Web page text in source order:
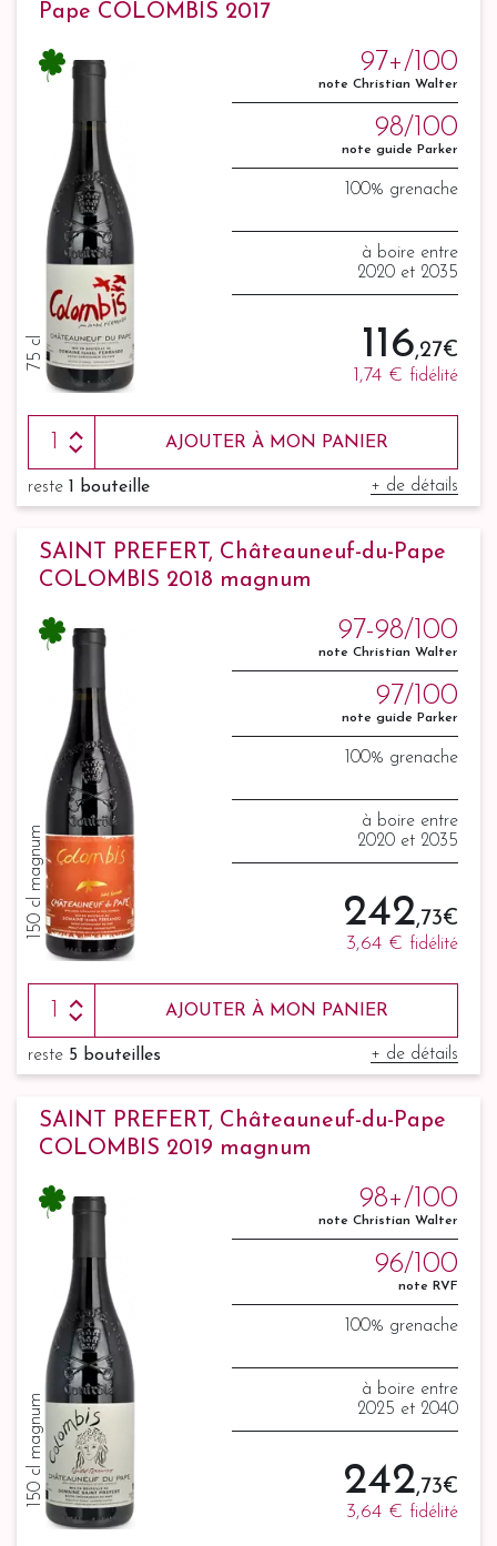
Pape COLOMBIS 2017
75 cl
97+/100
note Christian Walter
98/100
note guide Parker
100% grenache
à boire entre
2020 et 2035
116,27 €
1,74 € fidélité
AJOUTER À MON PANIER
reste 1 bouteille + de détails
SAINT PREFERT, Châteauneuf-du-Pape
COLOMBIS 2018 magnum
150 cl magnum
97-98/100
note Christian Walter
97/100
note guide Parker
100% grenache
à boire entre
2020 et 2035
242,73 €
3,64 € fidélité
AJOUTER À MON PANIER
reste 5 bouteilles + de détails
SAINT PREFERT, Châteauneuf-du-Pape
COLOMBIS 2019 magnum
150 cl magnum
98+/100
note Christian Walter
96/100
note RVF
100% grenache
à boire entre
2025 et 2040
242,73 €
3,64 € fidélité